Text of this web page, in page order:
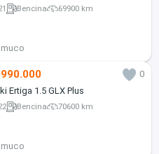
Bencina 69900 km
0
Ertiga 1.5 GLX Plus
Bencina 70600 km